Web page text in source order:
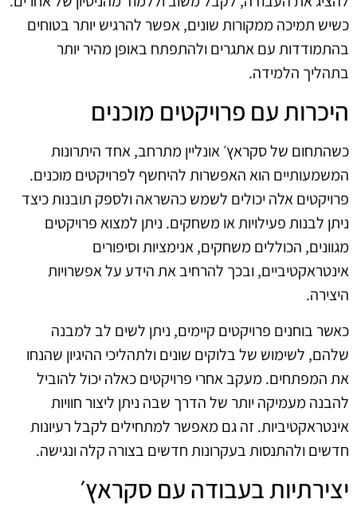
כשיש תמיכה ממקורות שונים, אפשר להרגיש יותר בטוחים
בהתמודדות עם אתגרים ולהתפתח באופן מהיר יותר
בתהליך הלמידה.
היכרות עם פרויקטים מוכנים
כשהתחום של סקראץ׳ אונליין מתרחב, אחד היתרונות
המשמעותיים הוא האפשרות להיחשף לפרויקטים מוכנים.
פרויקטים אלה יכולים לשמש כהשראה ולספק תובנות כיצד
ניתן לבנות פעילויות או משחקים. ניתן למצוא פרויקטים
מגוונים, הכוללים משחקים, אנימציות וסיפורים
אינטראקטיביים, ובכך להרחיב את הידע על אפשרויות
היצירה.
כאשר בוחנים פרויקטים קיימים, ניתן לשים לב למבנה
שלהם, לשימוש של בלוקים שונים ולתהליכי ההיגיון שהנחו
את המפתחים. מעקב אחרי פרויקטים כאלה יכול להוביל
להבנה מעמיקה יותר של הדרך שבה ניתן ליצור חוויות
אינטראקטיביות. זה גם מאפשר למתחילים לקבל רעיונות
חדשים ולהתנסות בעקרונות חדשים בצורה קלה ונגישה.
יצירתיות בעבודה עם סקראץ׳